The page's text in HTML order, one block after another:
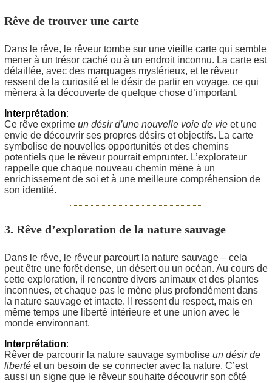
Rêve de trouver une carte
Dans le rêve, le rêveur tombe sur une vieille carte qui semble
mener à un trésor caché ou à un endroit inconnu. La carte est
détaillée, avec des marquages mystérieux, et le rêveur
ressent de la curiosité et le désir de partir en voyage, ce qui
mènera à la découverte de quelque chose d’important.
Interprétation:
Ce rêve exprime un désir d’une nouvelle voie de vie et une
envie de découvrir ses propres désirs et objectifs. La carte
symbolise de nouvelles opportunités et des chemins
potentiels que le rêveur pourrait emprunter. L’explorateur
rappelle que chaque nouveau chemin mène à un
enrichissement de soi et à une meilleure compréhension de
son identité.
3. Rêve d’exploration de la nature sauvage
Dans le rêve, le rêveur parcourt la nature sauvage – cela
peut être une forêt dense, un désert ou un océan. Au cours de
cette exploration, il rencontre divers animaux et des plantes
inconnues, et chaque pas le mène plus profondément dans
la nature sauvage et intacte. Il ressent du respect, mais en
même temps une liberté intérieure et une union avec le
monde environnant.
Interprétation:
Rêver de parcourir la nature sauvage symbolise un désir de
liberté et un besoin de se connecter avec la nature. C’est
aussi un signe que le rêveur souhaite découvrir son côté